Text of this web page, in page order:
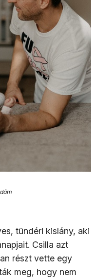
tündéri kislány, aki
Csilla azt
részt vette egy
meg, hogy nem